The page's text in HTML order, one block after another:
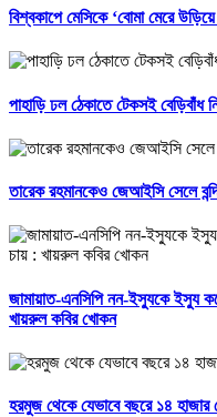
বিশ্বকাপে মেসিকে ‘বোমা মেরে
পাহাড়ি ঢল ঠেকাতে টেকসই বেড়িবাঁধ
তারেক রহমানকেও জেআইসি সেলে
জামায়াত-এনসিপি নন-ইস্যুকে ইস্যু
খায়রুল কবির খোকন
হরমুজ থেকে যেভাবে বছরে ১৪